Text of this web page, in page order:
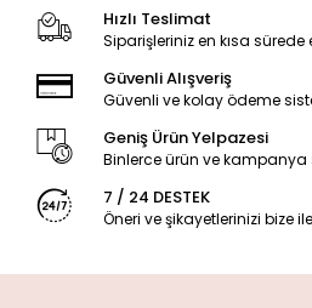
Hızlı Teslimat
Siparişleriniz en kısa sürede
Güvenli Alışveriş
Güvenli ve kolay ödeme
Geniş Ürün Yelpazesi
Binlerce ürün ve kampanya
7 / 24 DESTEK
Öneri ve şikayetlerinizi bize